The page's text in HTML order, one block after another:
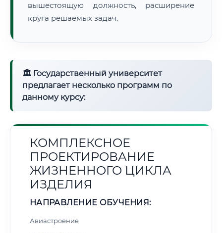
вышестоящую должность, расширение
круга решаемых задач.
🏛 Государственный университет
предлагает несколько программ по
данному курсу:
КОМПЛЕКСНОЕ
ПРОЕКТИРОВАНИЕ
ЖИЗНЕННОГО ЦИКЛА
ИЗДЕЛИЯ
НАПРАВЛЕНИЕ ОБУЧЕНИЯ:
Авиастроение